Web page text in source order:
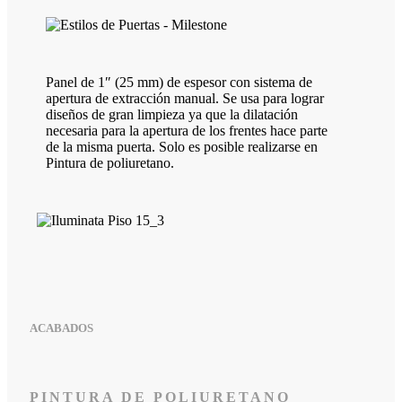
Panel de 1″ (25 mm) de espesor con sistema de
apertura de extracción manual. Se usa para lograr
diseños de gran limpieza ya que la dilatación
necesaria para la apertura de los frentes hace parte
de la misma puerta. Solo es posible realizarse en
Pintura de poliuretano.
ACABADOS
PINTURA DE POLIURETANO